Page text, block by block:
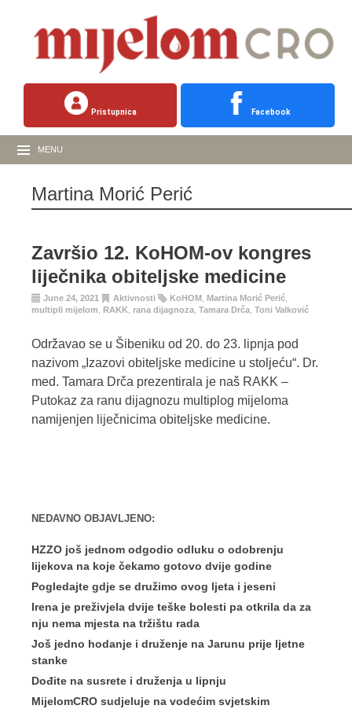
Pristupnica Facebook
MENU
Martina Morić Perić
Završio 12. KoHOM-ov kongres
liječnika obiteljske medicine
June 24, 2021 Aktivnosti KoHOM Martina Morić Perić
multipli mijelom
RAKK rana dijagnoza Tamara Drča Toni Valković
Održavao se u Šibeniku od 20. do 23. lipnja pod
nazivom „Izazovi obiteljske medicine u stoljeću“. Dr.
med. Tamara Drča prezentirala je naš RAKK –
Putokaz za ranu dijagnozu multiplog mijeloma
namijenjen liječnicima obiteljske medicine.
NEDAVNO OBJAVLJENO:
HZZO još jednom odgodio odluku o odobrenju
lijekova na koje čekamo gotovo dvije godine
Pogledajte gdje se družimo ovog ljeta i jeseni
Irena je preživjela dvije teške bolesti pa otkrila da za
nju nema mjesta na tržištu rada
Još jedno hodanje i druženje na Jarunu prije ljetne
stanke
Dođite na susrete i druženja u lipnju
MijelomCRO sudjeluje na vodećim svjetskim